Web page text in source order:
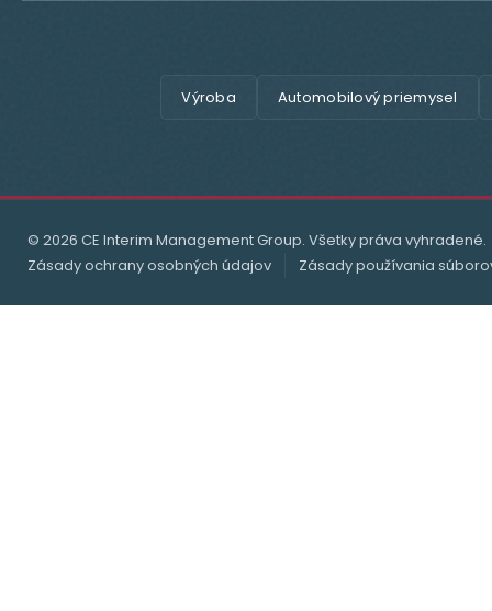
Výroba Automobilový priemysel
© 2026 CE Interim Management Group. Všetky práva vyhradené.
Zásady ochrany osobných údajov
Zásady používania